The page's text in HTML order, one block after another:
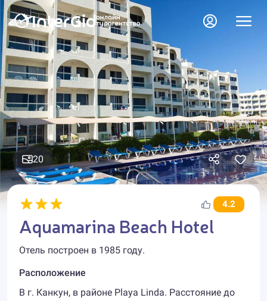
20
4.2
Aquamarina Beach Hotel
Отель построен в 1985 году.
Расположение
В г. Канкун, в районе Playa Linda. Расстояние до